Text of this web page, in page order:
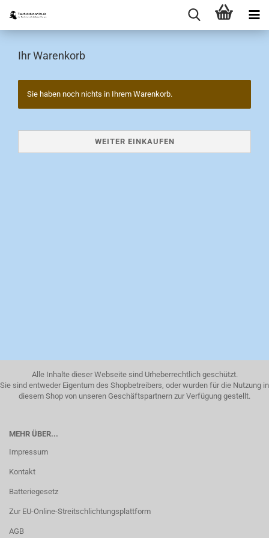
Ihr Warenkorb
Sie haben noch nichts in Ihrem Warenkorb.
WEITER EINKAUFEN
Alle Inhalte dieser Webseite sind Urheberrechtlich geschützt.
Sie sind entweder Eigentum des Shopbetreibers, oder wurden für die Nutzung in
diesem Shop von unseren Geschäftspartnern zur Verfügung gestellt.
MEHR ÜBER...
Impressum
Kontakt
Batteriegesetz
Zur EU-Online-Streitschlichtungsplattform
AGB